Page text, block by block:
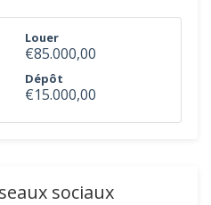
Louer
€85.000,00
Dépôt
€15.000,00
sociaux